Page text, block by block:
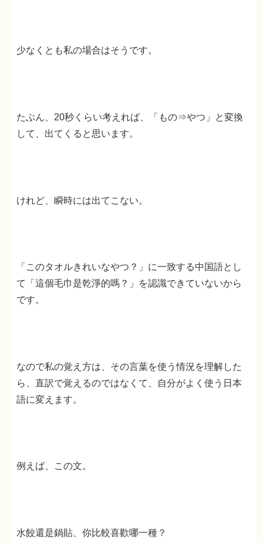
少なくとも私の場合はそうです。
たぶん、20秒くらい考えれば、「もの⇒やつ」と変換
して、出てくると思います。
けれど、瞬時には出てこない。
「このタオルきれいなやつ？」に一致する中国語とし
て「這個毛巾是乾淨的嗎？」を認識できていないから
です。
なので私の覚え方は、その言葉を使う情況を理解した
ら、直訳で覚えるのではなくて、自分がよく使う日本
語に変えます。
例えば、この文。
水餃還是鍋貼、你比較喜歡哪一種？